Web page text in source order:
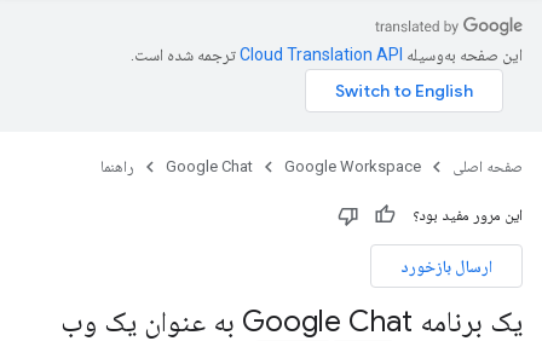
این صفحه به‌وسیله ترجمه شده است.
صفحه اصلی Google Workspace
Google Chat راهنما
این مرور مفید بود؟
ارسال بازخورد
یک برنامه Google Chat به عنوان یک وب